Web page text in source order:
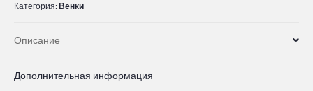
Категория:Венки
Описание
Дополнительная информация